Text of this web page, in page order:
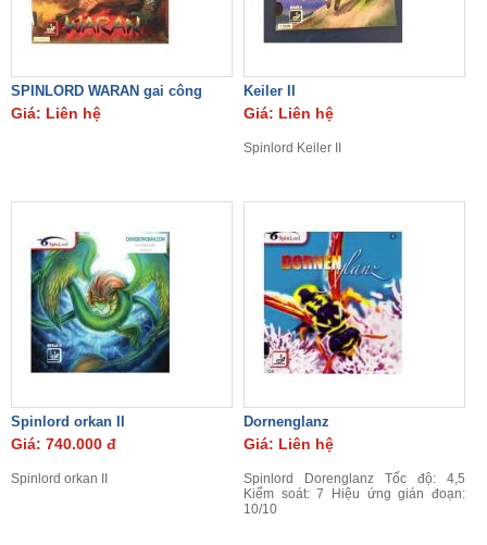
SPINLORD WARAN gai công
Giá: Liên hệ
Keiler II
Giá: Liên hệ
Spinlord Keiler II
Spinlord orkan II
Giá: 740.000 đ
Spinlord orkan II
Dornenglanz
Giá: Liên hệ
Spinlord Dorenglanz Tốc độ: 4,5
Kiểm soát: 7 Hiệu ứng gián đoạn:
10/10